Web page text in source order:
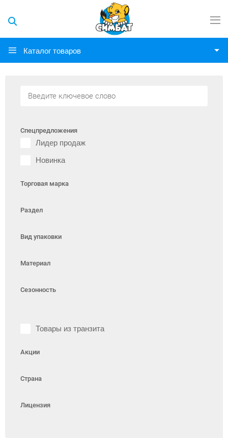
Каталог товаров
Спецпредложения
Лидер продаж
Новинка
Торговая марка
Раздел
Вид упаковки
Материал
Сезонность
Товары из транзита
Акции
Страна
Лицензия